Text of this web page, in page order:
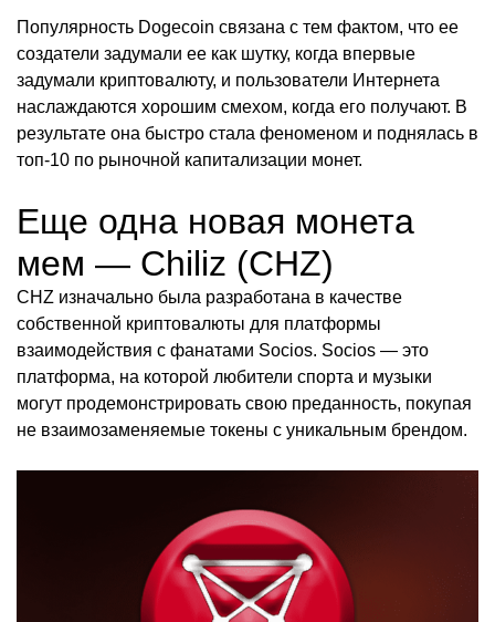
Популярность Dogecoin связана с тем фактом, что ее
создатели задумали ее как шутку, когда впервые
задумали криптовалюту, и пользователи Интернета
наслаждаются хорошим смехом, когда его получают. В
результате она быстро стала феноменом и поднялась в
топ-10 по рыночной капитализации монет.
Еще одна новая монета
мем — Chiliz (CHZ)
CHZ изначально была разработана в качестве
собственной криптовалюты для платформы
взаимодействия с фанатами Socios. Socios — это
платформа, на которой любители спорта и музыки
могут продемонстрировать свою преданность, покупая
не взаимозаменяемые токены с уникальным брендом.